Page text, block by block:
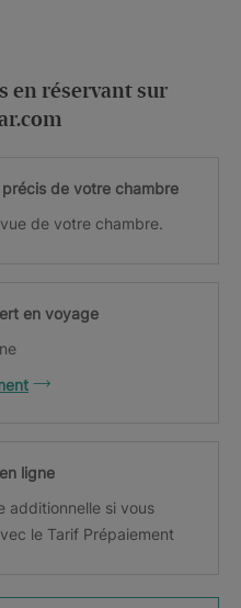
en réservant sur
précis de votre chambre
de votre chambre.
en voyage
ligne
additionnelle si vous
le Tarif Prépaiement